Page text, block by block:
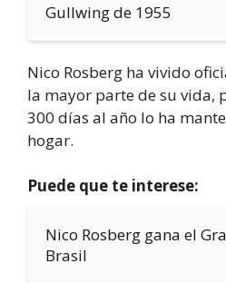
Gullwing de 1955
Nico Rosberg ha vivido
la mayor parte de su vida,
300 días al año lo ha
hogar.
Puede que te interese:
Nico Rosberg gana el
Brasil